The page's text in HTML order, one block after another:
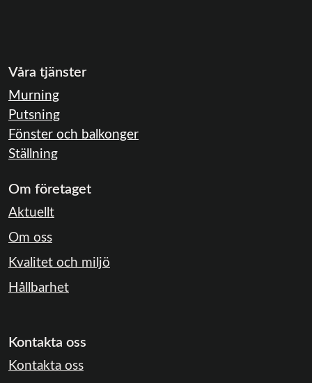
Våra tjänster
Murning
Putsning
Fönster och balkonger
Ställning
Om företaget
Aktuellt
Om oss
Kvalitet och miljö
Hållbarhet
Kontakta oss
Kontakta oss